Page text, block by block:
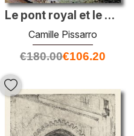
Le pont royal et le pavillion de flore
Camille Pissarro
€180.00€106.20